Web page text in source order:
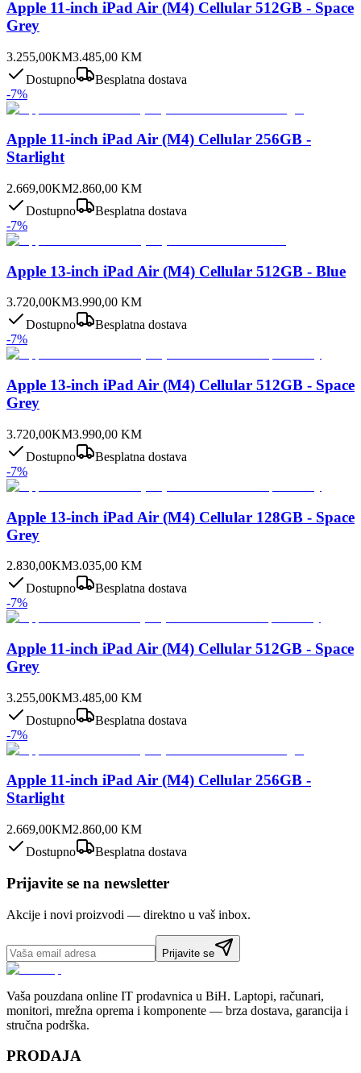
Apple 11-inch iPad Air (M4) Cellular 512GB - Space
Grey
3.255,00KM3.485,00 KM
Dostupno
Besplatna dostava
-7%
Apple 11-inch iPad Air (M4) Cellular 256GB -
Starlight
2.669,00KM2.860,00 KM
Dostupno
Besplatna dostava
-7%
Apple 13-inch iPad Air (M4) Cellular 512GB - Blue
3.720,00KM3.990,00 KM
Dostupno
Besplatna dostava
-7%
Apple 13-inch iPad Air (M4) Cellular 512GB - Space
Grey
3.720,00KM3.990,00 KM
Dostupno
Besplatna dostava
-7%
Apple 13-inch iPad Air (M4) Cellular 128GB - Space
Grey
2.830,00KM3.035,00 KM
Dostupno
Besplatna dostava
-7%
Apple 11-inch iPad Air (M4) Cellular 512GB - Space
Grey
3.255,00KM3.485,00 KM
Dostupno
Besplatna dostava
-7%
Apple 11-inch iPad Air (M4) Cellular 256GB -
Starlight
2.669,00KM2.860,00 KM
Dostupno
Besplatna dostava
Prijavite se na newsletter
Akcije i novi proizvodi — direktno u vaš inbox.
Prijavite se
Vaša pouzdana online IT prodavnica u BiH. Laptopi, računari,
monitori, mrežna oprema i komponente — brza dostava, garancija i
stručna podrška.
PRODAJA